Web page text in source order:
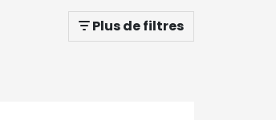
Plus de filtres